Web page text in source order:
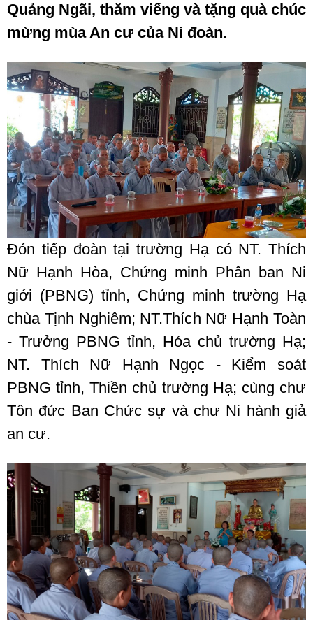
Quảng Ngãi, thăm viếng và tặng quà chúc
mừng mùa An cư của Ni đoàn.
Đón tiếp đoàn tại trường Hạ có NT. Thích
Nữ Hạnh Hòa, Chứng minh Phân ban Ni
giới (PBNG) tỉnh, Chứng minh trường Hạ
chùa Tịnh Nghiêm; NT.Thích Nữ Hạnh Toàn
- Trưởng PBNG tỉnh, Hóa chủ trường Hạ;
NT. Thích Nữ Hạnh Ngọc - Kiểm soát
PBNG tỉnh, Thiền chủ trường Hạ; cùng chư
Tôn đức Ban Chức sự và chư Ni hành giả
an cư.